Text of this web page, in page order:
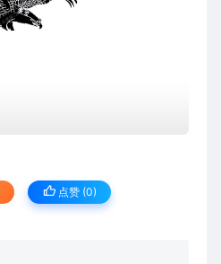
点赞 (0)